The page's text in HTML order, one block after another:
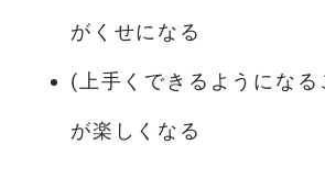
がくせになる
(上手くできるようにな
が楽しくなる